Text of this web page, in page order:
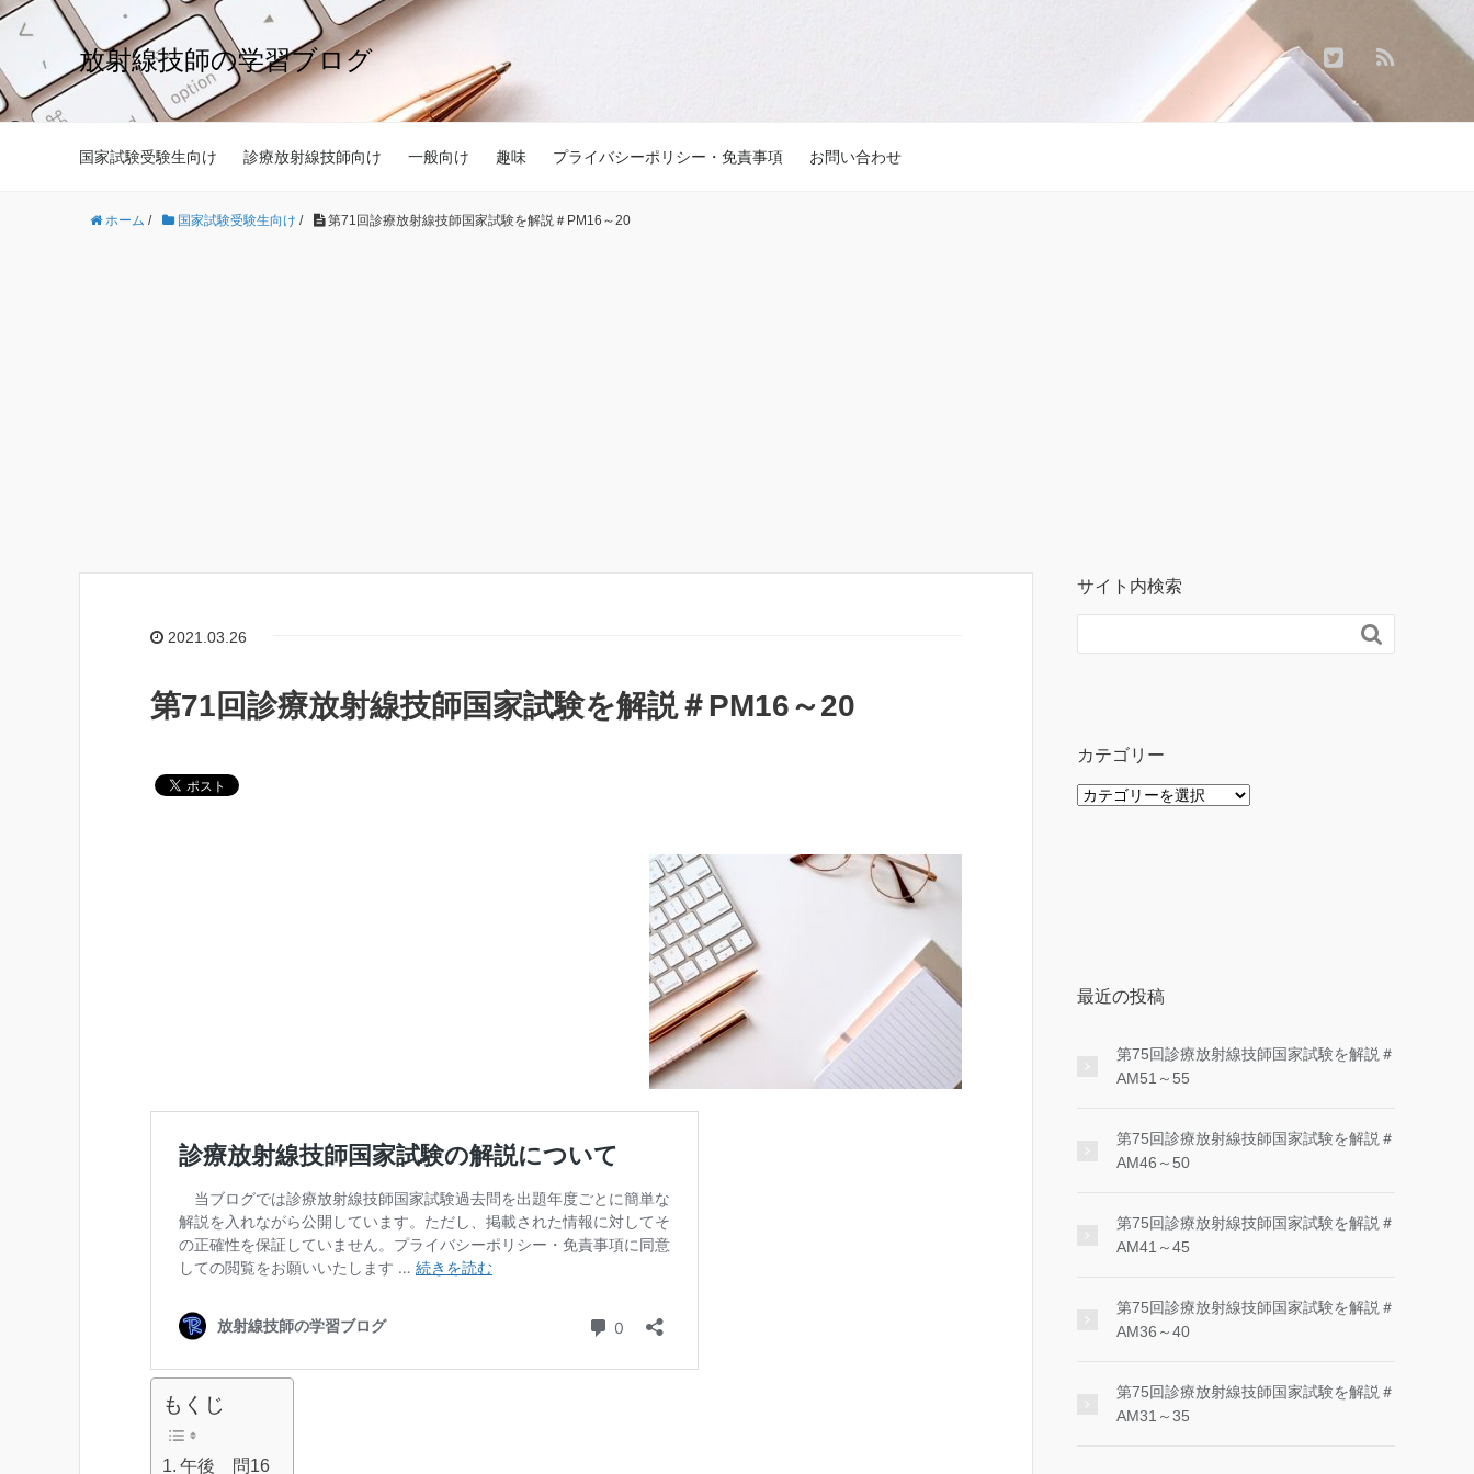
放射線技師の学習ブログ
国家試験受験生向け 診療放射線技師向け 一般向け 趣味 プライバシーポリシー・免責事項 お問い合わせ
ホーム / 国家試験受験生向け / 第71回診療放射線技師国家試験を解説＃PM16～20
2021.03.26
第71回診療放射線技師国家試験を解説＃PM16～20
もくじ
午後 問16
サイト内検索

カテゴリー
カ
最近の投稿
第75回診療放射線技師国家試験を解説＃
AM51～55
第75回診療放射線技師国家試験を解説＃
AM46～50
第75回診療放射線技師国家試験を解説＃
AM41～45
第75回診療放射線技師国家試験を解説＃
AM36～40
第75回診療放射線技師国家試験を解説＃
AM31～35